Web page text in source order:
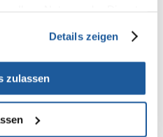
Details zeigen
zulassen
5,9% - Rohfaser: 1,3% - EPA-
Proteine mit hoher biologischer